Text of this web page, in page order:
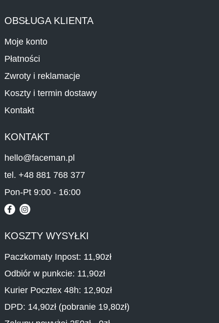
OBSŁUGA KLIENTA
Moje konto
Płatności
Zwroty i reklamacje
Koszty i termin dostawy
Kontakt
KONTAKT
hello@faceman.pl
tel. +48 881 768 377
Pon-Pt 9:00 - 16:00
KOSZTY WYSYŁKI
Paczkomaty Inpost: 11,90zł
Odbiór w punkcie: 11,90zł
Kurier Pocztex 48h: 12,90zł
DPD: 14,90zł (pobranie 19,80zł)